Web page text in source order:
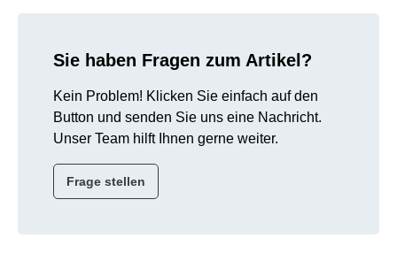
Sie haben Fragen zum Artikel?
Kein Problem! Klicken Sie einfach auf den
Button und senden Sie uns eine Nachricht.
Unser Team hilft Ihnen gerne weiter.
Frage stellen